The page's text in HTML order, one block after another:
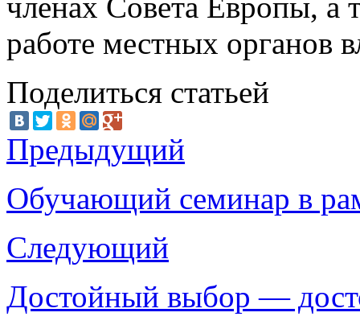
работе местных органов
Поделиться статьей
Предыдущий
Обучающий семинар в
Следующий
Достойный выбор —